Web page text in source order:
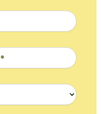
*